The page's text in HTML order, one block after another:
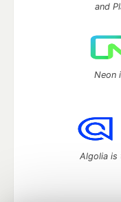
and
Neon
Algolia is